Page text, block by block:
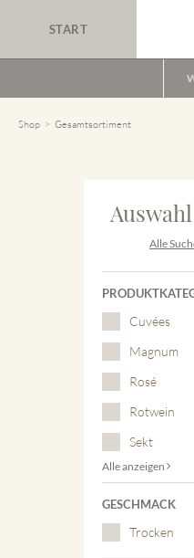
START
Shop Gesamtsortiment
Alle
Cuvées
Magnum
Rosé
Rotwein
Sekt
Alle anzeigen
GESCHMACK
Trocken